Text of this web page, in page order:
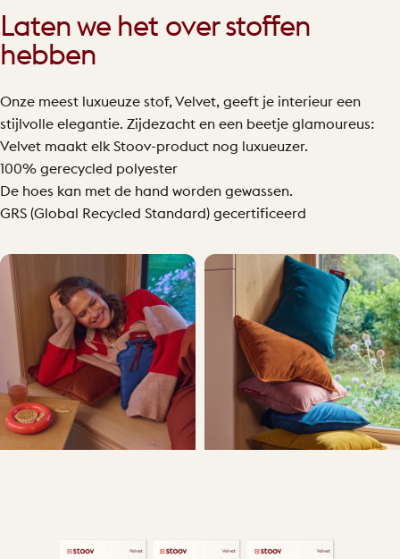
Laten we het over stoffen
hebben
Onze meest luxueuze stof, Velvet, geeft je interieur een
stijlvolle elegantie. Zijdezacht en een beetje glamoureus:
Velvet maakt elk Stoov-product nog luxueuzer.
100% gerecycled polyester
De hoes kan met de hand worden gewassen.
GRS (Global Recycled Standard) gecertificeerd